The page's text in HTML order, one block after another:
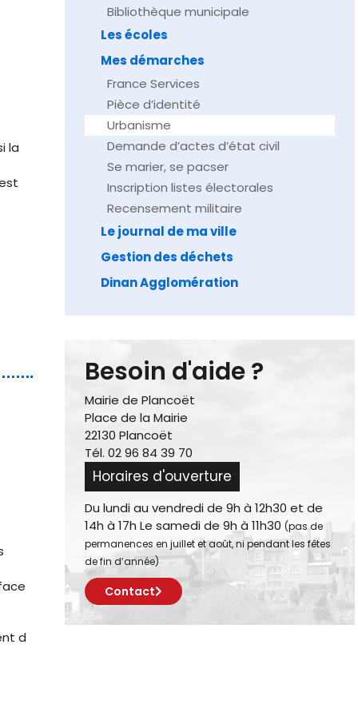
la
d
Bibliothèque municipale
Les écoles
Mes démarches
France Services
Pièce d’identité
Urbanisme
Demande d’actes d’état civil
Se marier, se pacser
Inscription listes électorales
Recensement militaire
Le journal de ma ville
Gestion des déchets
Dinan Agglomération
Besoin d'aide ?
Mairie de Plancoët
Place de la Mairie
22130 Plancoët
Tél. 02 96 84 39 70
Horaires d'ouverture
Du lundi au vendredi de 9h à 12h30 et de
14h à 17h Le samedi de 9h à 11h30 (pas de
permanences en juillet et août, ni pendant les fêtes
de fin d’année)
Contact